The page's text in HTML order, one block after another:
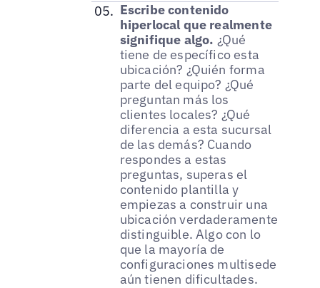
Escribe contenido
hiperlocal que realmente
signifique algo. ¿Qué
tiene de específico esta
ubicación? ¿Quién forma
parte del equipo? ¿Qué
preguntan más los
clientes locales? ¿Qué
diferencia a esta sucursal
de las demás? Cuando
respondes a estas
preguntas, superas el
contenido plantilla y
empiezas a construir una
ubicación verdaderamente
distinguible. Algo con lo
que la mayoría de
configuraciones multisede
aún tienen dificultades.